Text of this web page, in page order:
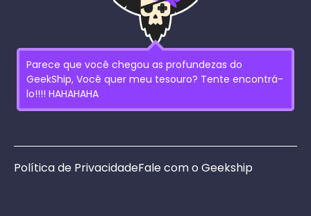
Parece que você chegou as profundezas do
GeekShip, Você quer meu tesouro? Tente encontrá-
lo!!!! HAHAHAHA
Política de PrivacidadeFale com o Geekship